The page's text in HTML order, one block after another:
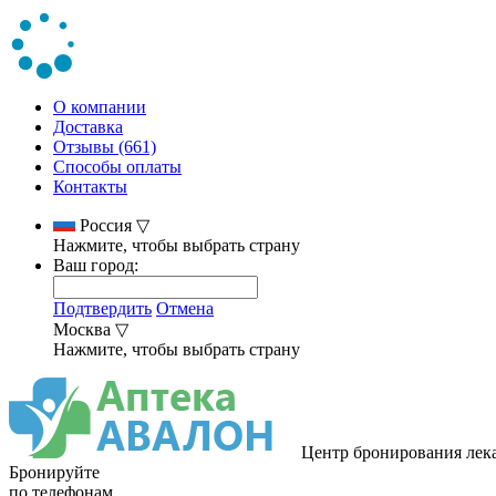
О компании
Доставка
Отзывы (661)
Способы оплаты
Контакты
Россия ▽
Нажмите, чтобы выбрать страну
Ваш город:
Подтвердить Отмена
Москва ▽
Нажмите, чтобы выбрать страну
Центр бронирования
Бронируйте
по телефонам